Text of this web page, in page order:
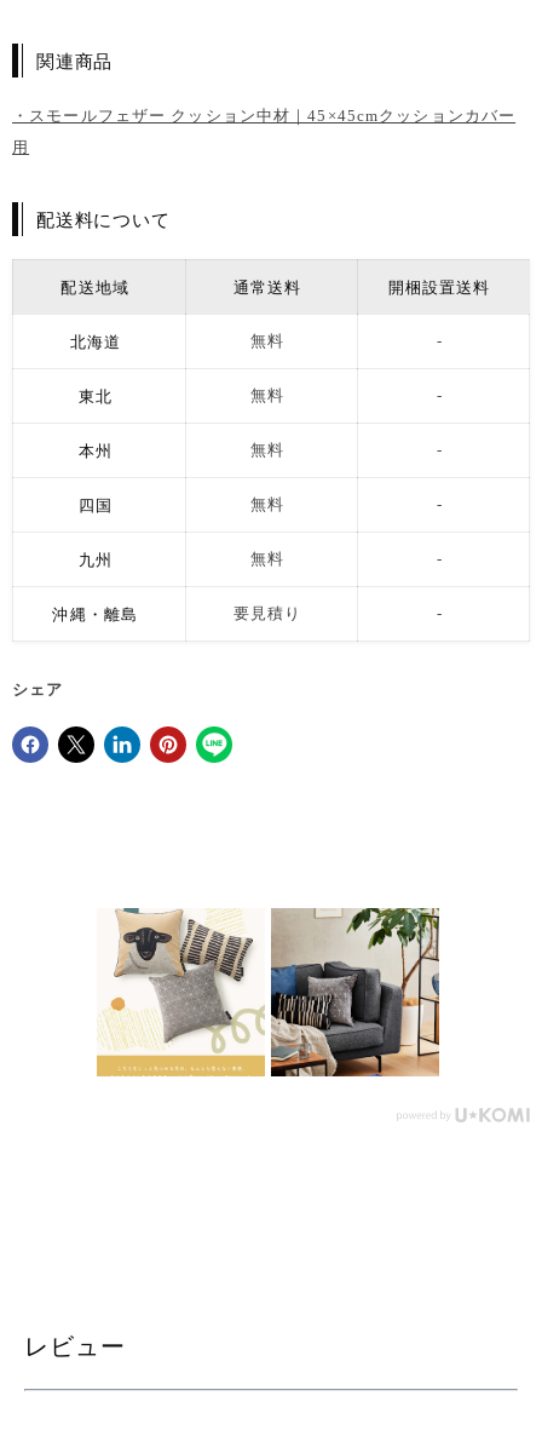
関連商品
・スモールフェザー クッション中材｜45×45cmクッションカバー
用
配送料について
配送地域 通常送料 開梱設置送料
北海道 無料 -
東北 無料 -
本州 無料 -
四国 無料 -
九州 無料 -
沖縄・離島 要見積り -
シェア
レビュー